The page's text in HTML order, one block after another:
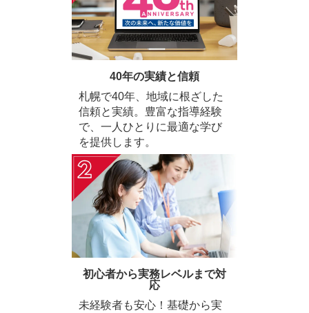
40年の実績と信頼
札幌で40年、地域に根ざした
信頼と実績。豊富な指導経験
で、一人ひとりに最適な学び
を提供します。
初心者から実務レベルまで対
応
未経験者も安心！基礎から実